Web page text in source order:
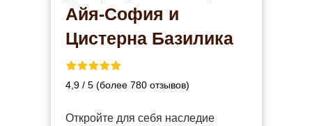
Айя-София и
Цистерна Базилика
4,9 / 5 (более 780 отзывов)
Откройте для себя наследие